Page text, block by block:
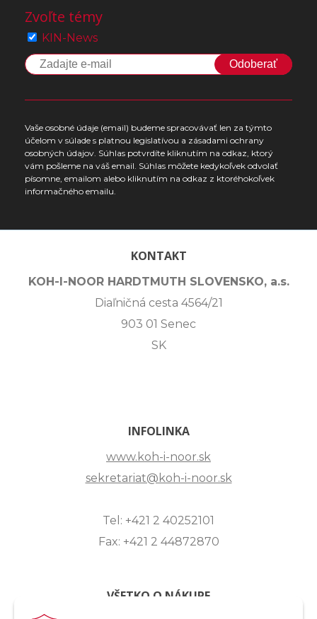
Zvoľte témy
KIN-News
Odoberať
Vaše osobné údaje (email) budeme spracovávať len za týmto
účelom v súlade s platnou legislatívou a zásadami ochrany
osobných údajov. Súhlas potvrdíte kliknutím na odkaz, ktorý
vám pošleme na váš email. Súhlas môžete kedykoľvek odvolať
písomne, emailom alebo kliknutím na odkaz z ktoréhokoľvek
informačného emailu.
KONTAKT
KOH-I-NOOR HARDTMUTH SLOVENSKO, a.s.
Diaľničná cesta 4564/21
903 01 Senec
SK
INFOLINKA
www.koh-i-noor.sk
sekretariat@koh-i-noor.sk
Tel: +421 2 40252101
Fax: +421 2 44872870
VŠETKO O NÁKUPE